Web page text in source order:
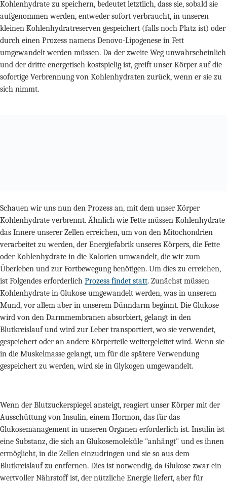
Kohlenhydrate zu speichern, bedeutet letztlich, dass sie, sobald sie
aufgenommen werden, entweder sofort verbraucht, in unseren
kleinen Kohlenhydratreserven gespeichert (falls noch Platz ist) oder
durch einen Prozess namens Denovo-Lipogenese in Fett
umgewandelt werden müssen. Da der zweite Weg unwahrscheinlich
und der dritte energetisch kostspielig ist, greift unser Körper auf die
sofortige Verbrennung von Kohlenhydraten zurück, wenn er sie zu
sich nimmt.
Schauen wir uns nun den Prozess an, mit dem unser Körper
Kohlenhydrate verbrennt. Ähnlich wie Fette müssen Kohlenhydrate
das Innere unserer Zellen erreichen, um von den Mitochondrien
verarbeitet zu werden, der Energiefabrik unseres Körpers, die Fette
oder Kohlenhydrate in die Kalorien umwandelt, die wir zum
Überleben und zur Fortbewegung benötigen. Um dies zu erreichen,
ist Folgendes erforderlich Prozess findet statt. Zunächst müssen
Kohlenhydrate in Glukose umgewandelt werden, was in unserem
Mund, vor allem aber in unserem Dünndarm beginnt. Die Glukose
wird von den Darmmembranen absorbiert, gelangt in den
Blutkreislauf und wird zur Leber transportiert, wo sie verwendet,
gespeichert oder an andere Körperteile weitergeleitet wird. Wenn sie
in die Muskelmasse gelangt, um für die spätere Verwendung
gespeichert zu werden, wird sie in Glykogen umgewandelt.
Wenn der Blutzuckerspiegel ansteigt, reagiert unser Körper mit der
Ausschüttung von Insulin, einem Hormon, das für das
Glukosemanagement in unseren Organen erforderlich ist. Insulin ist
eine Substanz, die sich an Glukosemoleküle "anhängt" und es ihnen
ermöglicht, in die Zellen einzudringen und sie so aus dem
Blutkreislauf zu entfernen. Dies ist notwendig, da Glukose zwar ein
wertvoller Nährstoff ist, der nützliche Energie liefert, aber für